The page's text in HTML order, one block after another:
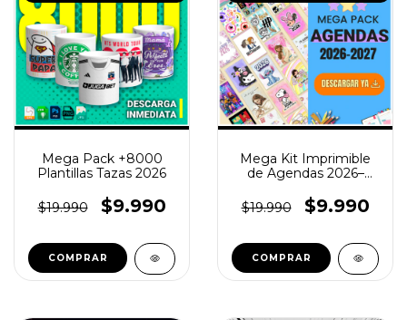
Mega Pack +8000
Plantillas Tazas 2026
$19.990 $9.990
Mega Kit Imprimible
de Agendas 2026–
$19.990
$9.990